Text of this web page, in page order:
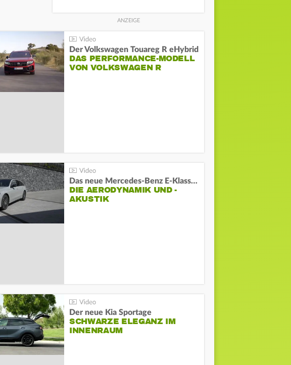
Der Volkswagen Touareg R eHybrid
DAS PERFORMANCE-MODELL
VON VOLKSWAGEN R
Das neue Mercedes-Benz E-Klasse T-Modell
DIE AERODYNAMIK UND -
AKUSTIK
Der neue Kia Sportage
SCHWARZE ELEGANZ IM
INNENRAUM